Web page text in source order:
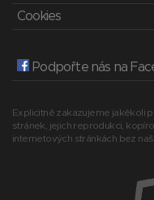
Cookies
Podpořte nás na
Explicitně zakazujeme jakékoli
stránek, jejich reprodukci,
internetových stránkách bez